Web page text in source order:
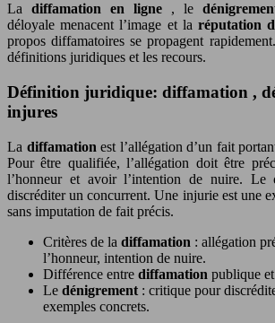
La diffamation en ligne , le
déloyale menacent l’image et laréputation
propos diffamatoires se propagent
définitions juridiques et les recours.
Définition juridique: diffamation ,
injures
La diffamationest l’allégation d’un fait
Pour être qualifiée, l’allégation doit être
l’honneur et avoir l’intention de nuire. Le
discréditer un concurrent. Une injurie est une
sans imputation de fait précis.
Critères de la diffamation : allégation
l’honneur, intention de nuire.
Différence entre diffamation publique
Le dénigrement : critique pour
exemples concrets.